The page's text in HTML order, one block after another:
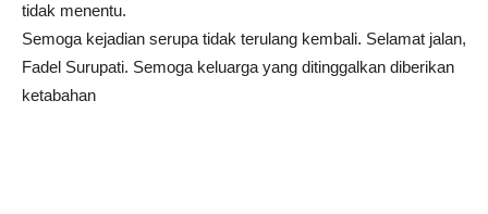
tidak menentu.
Semoga kejadian serupa tidak terulang kembali. Selamat jalan,
Fadel Surupati. Semoga keluarga yang ditinggalkan diberikan
ketabahan